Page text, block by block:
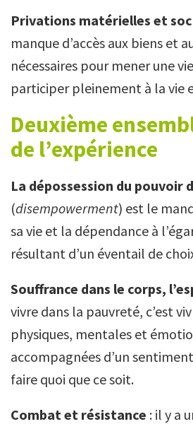
Privations matérielles et
manque d’accès aux biens et
nécessaires pour mener une
participer pleinement à la vie
Deuxième
de l’expérience
La dépossession du pouvoir
(disempowerment) est le
sa vie et la dépendance à
résultant d’un éventail de
Souffrance dans le corps,
vivre dans la pauvreté, c’est
physiques, mentales et
accompagnées d’un
faire quoi que ce soit.
Combat et résistance : il y a